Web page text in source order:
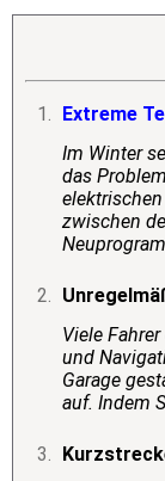
Extreme
Im Winter
das
zwischen
Unregelm
Viele
und
Garage
auf. Indem